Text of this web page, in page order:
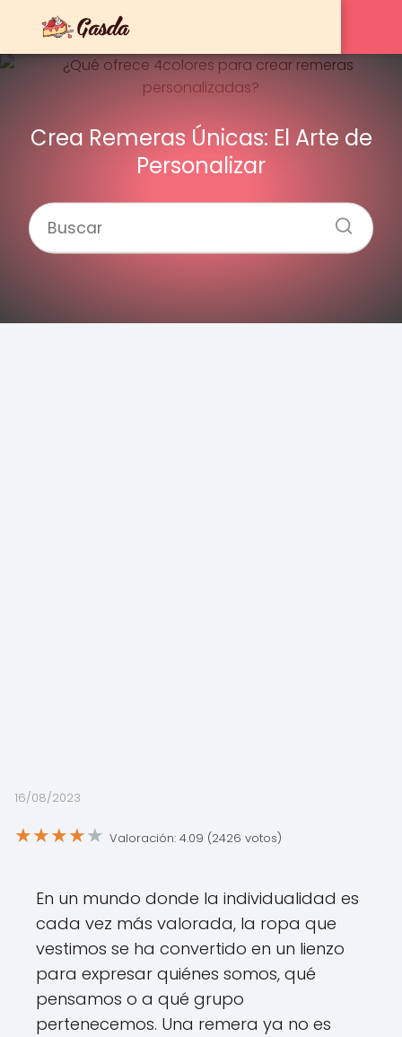
Crea Remeras Únicas: El Arte de
Personalizar
16/08/2023
★★★★★ Valoración: 4.09 (2426 votos)
En un mundo donde la individualidad es
cada vez más valorada, la ropa que
vestimos se ha convertido en un lienzo
para expresar quiénes somos, qué
pensamos o a qué grupo
pertenecemos. Una remera ya no es